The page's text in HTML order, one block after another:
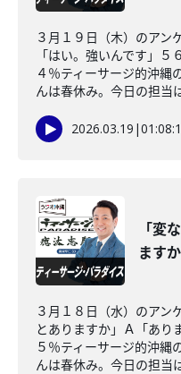
３月１９日（木）のアン
「はい。強いんです」
４％ティーサージ的沖
んは春休み。今日の担当
2026.03.19 |
「変
ます
３月１８日（水）のアン
とありますか」Ａ「あり
５％ティーサージ的沖
んは春休み。今日の担当